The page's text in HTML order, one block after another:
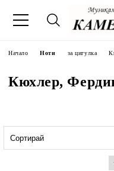
Начало Ноти за цигулка
Кюхлер,